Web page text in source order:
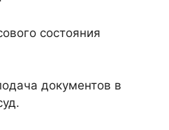
состояния
документов в